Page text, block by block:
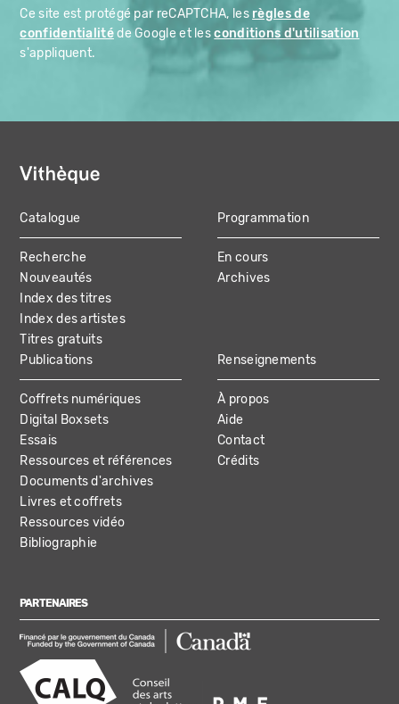
Ce site est protégé par reCAPTCHA, les règles de
confidentialitéde Google et lesconditions d'utilisation
s'appliquent.
MAIN
NAVIGATION
Catalogue
Recherche
Nouveautés
Index des titres
Index des artistes
Titres gratuits
Programmation
En cours
Archives
Publications
Coffrets numériques
Digital Boxsets
Essais
Ressources et références
Documents d'archives
Livres et coffrets
Ressources vidéo
Bibliographie
Renseignements
À propos
Aide
Contact
Crédits
PARTENAIRES